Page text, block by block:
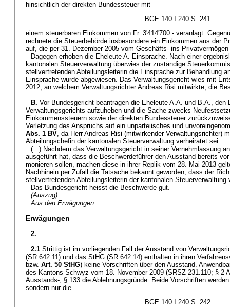
hinsichtlich der direkten Bundessteuer mit
BGE 140 I 240 S. 241
einem steuerbaren Einkommen von Fr. 3'414'700.- veranlagt.
rechnete die Steuerbehörde insbesondere ein Einkommen aus der
auf, die per 31. Dezember 2005 vom Geschäfts- ins
Dagegen erhoben die Eheleute A. Einsprache. Nach einer
kantonalen Steuerverwaltung überwies der zuständige
stellvertretenden Abteilungsleiterin die Einsprache zur Behandlung
Einsprache wurde abgewiesen. Das Verwaltungsgericht wies mit
2012, an welchem Verwaltungsrichter Andreas Risi mitwirkte, die
B. Vor Bundesgericht beantragen die Eheleute A.A. und B.A., den
Verwaltungsgerichts aufzuheben und die Sache zwecks
Einkommenssteuern sowie der direkten Bundessteuer
Verletzung des Anspruchs auf ein unparteiisches und
Abs. 1 BV, da Herr Andreas Risi (mitwirkender Verwaltungsrichter)
Abteilungschefin der kantonalen Steuerverwaltung verheiratet sei.
(...) Nachdem das Verwaltungsgericht in seiner Vernehmlassung
ausgeführt hat, dass die Beschwerdeführer den Ausstand bereits
monieren sollen, machen diese in ihrer Replik vom 28. Mai 2013
Nachhinein per Zufall die Tatsache bekannt geworden, dass der
stellvertretenden Abteilungsleiterin der kantonalen Steuerverwaltung
Das Bundesgericht heisst die Beschwerde gut.
(Auszug)
Aus den Erwägungen:
Erwägungen
2.
2.1 Strittig ist im vorliegenden Fall der Ausstand von
(SR 642.11) und das StHG (SR 642.14) enthalten in ihren
bzw. Art. 50 StHG) keine Vorschriften über den Ausstand.
des Kantons Schwyz vom 18. November 2009 (SRSZ 231.110; § 2
Ausstands-, § 133 die Ablehnungsgründe. Beide Vorschriften
sondern nur die
BGE 140 I 240 S. 242